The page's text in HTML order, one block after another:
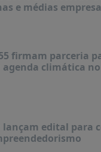
e médias
firmam parceria
climática
lançam edital para